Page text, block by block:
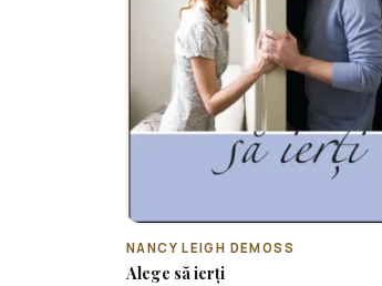
NANCY LEIGH DEMOSS
Alege să ierți